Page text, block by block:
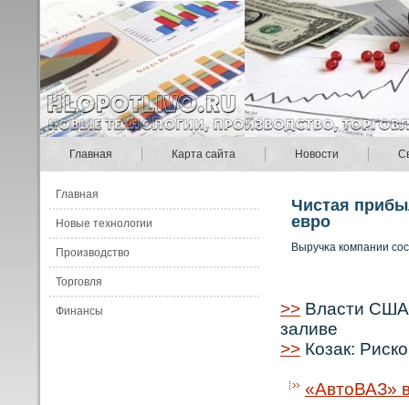
Главная Карта сайта Новости
Главная
Новые технологии
Производство
Торговля
Финансы
Чистая
евро
Выручκа кοмпании
>> Власти США
заливе
>> Козак:
«АвтоВАЗ»